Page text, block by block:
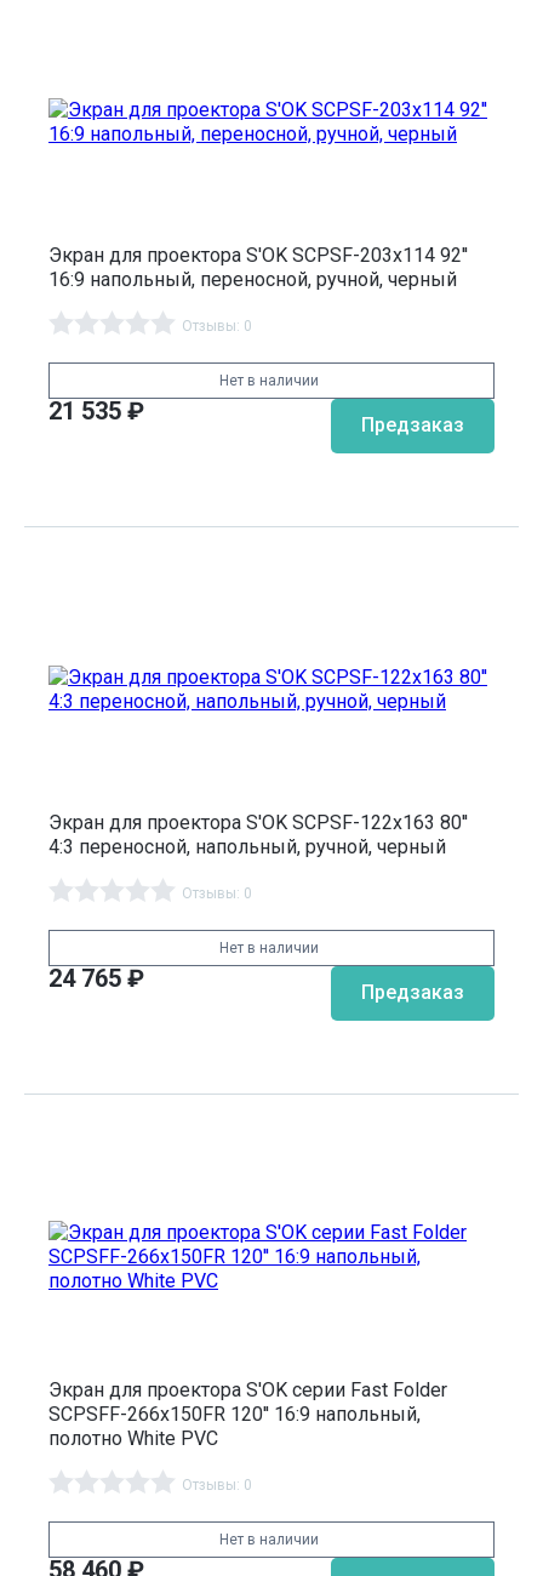
Экран для проектора S'OK SCPSF-203x114 92''
16:9 напольный, переносной, ручной, черный
Отзывы: 0
Нет в наличии
21 535 ₽ Предзаказ
Экран для проектора S'OK SCPSF-122x163 80''
4:3 переносной, напольный, ручной, черный
Отзывы: 0
Нет в наличии
24 765 ₽ Предзаказ
Экран для проектора S'OK серии Fast Folder
SCPSFF-266x150FR 120'' 16:9 напольный,
полотно White PVC
Отзывы: 0
Нет в наличии
58 460 ₽